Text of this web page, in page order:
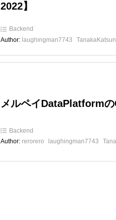
2022】
Backend
Author: laughingman7743
メルペイDataPlatform
Backend
Author: rerorero laughingman7743